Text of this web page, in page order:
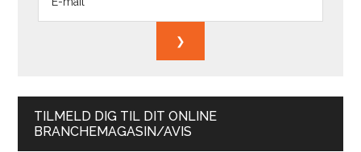
TILMELD DIG TIL DIT ONLINE
BRANCHEMAGASIN/AVIS